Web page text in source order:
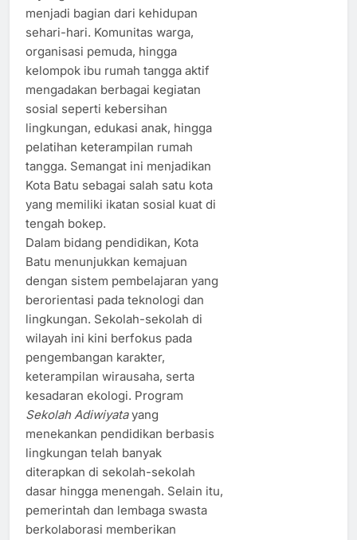
menjadi bagian dari kehidupan
sehari-hari. Komunitas warga,
organisasi pemuda, hingga
kelompok ibu rumah tangga aktif
mengadakan berbagai kegiatan
sosial seperti kebersihan
lingkungan, edukasi anak, hingga
pelatihan keterampilan rumah
tangga. Semangat ini menjadikan
Kota Batu sebagai salah satu kota
yang memiliki ikatan sosial kuat di
tengah bokep.
Dalam bidang pendidikan, Kota
Batu menunjukkan kemajuan
dengan sistem pembelajaran yang
berorientasi pada teknologi dan
lingkungan. Sekolah-sekolah di
wilayah ini kini berfokus pada
pengembangan karakter,
keterampilan wirausaha, serta
kesadaran ekologi. Program
Sekolah Adiwiyatayang
menekankan pendidikan berbasis
lingkungan telah banyak
diterapkan di sekolah-sekolah
dasar hingga menengah. Selain itu,
pemerintah dan lembaga swasta
berkolaborasi memberikan